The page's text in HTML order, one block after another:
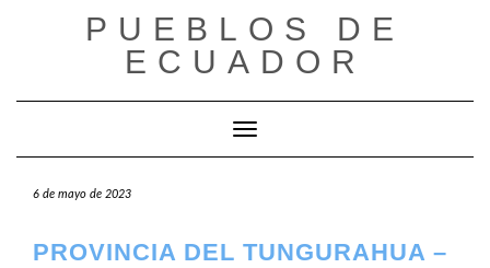
PUEBLOS DE
ECUADOR
Cambiar modo de navegación
6 de mayo de 2023
PROVINCIA DEL TUNGURAHUA –